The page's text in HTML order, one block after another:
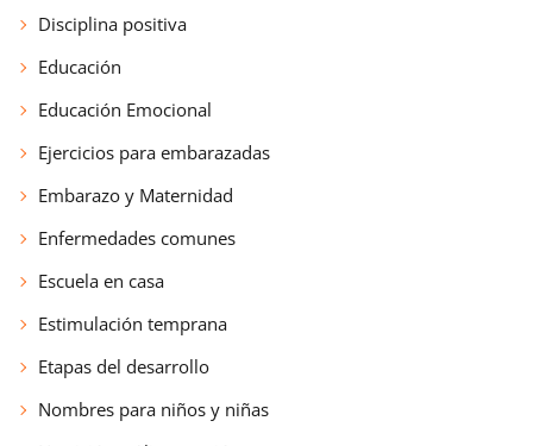
Disciplina positiva
Educación
Educación Emocional
Ejercicios para embarazadas
Embarazo y Maternidad
Enfermedades comunes
Escuela en casa
Estimulación temprana
Etapas del desarrollo
Nombres para niños y niñas